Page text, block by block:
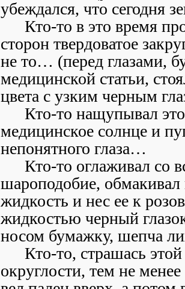
убеждался, что сегодня
Кто-то в это время
сторон твердоватое
не то… (перед глазами,
медицинской статьи,
цвета с узким черным
Кто-то нащупывал
медицинское солнце и
непонятного глаза…
Кто-то оглаживал со
шароподобие,
жидкость и нес ее к
жидкостью черный
носом бумажку, шепча
Кто-то, страшась
округлости, тем не